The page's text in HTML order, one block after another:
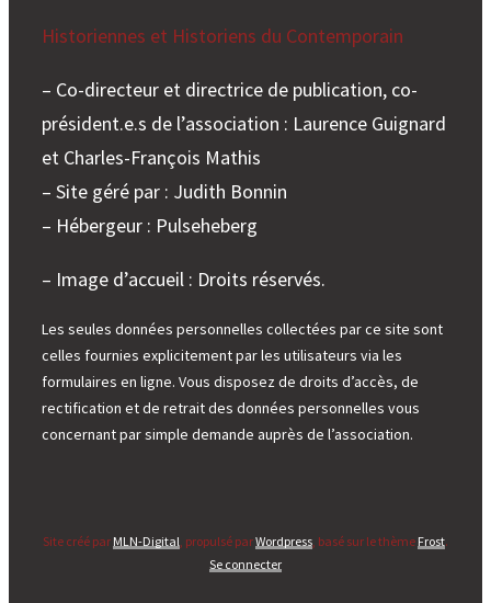
Historiennes et Historiens du Contemporain
– Co-directeur et directrice de publication, co-
président.e.s de l’association : Laurence Guignard
et Charles-François Mathis
– Site géré par : Judith Bonnin
– Hébergeur : Pulseheberg
– Image d’accueil : Droits réservés.
Les seules données personnelles collectées par ce site sont
celles fournies explicitement par les utilisateurs via les
formulaires en ligne. Vous disposez de droits d’accès, de
rectification et de retrait des données personnelles vous
concernant par simple demande auprès de l’association.
Site créé par MLN-Digital , propulsé parWordpress , basé sur le thème Frost.
Se connecter